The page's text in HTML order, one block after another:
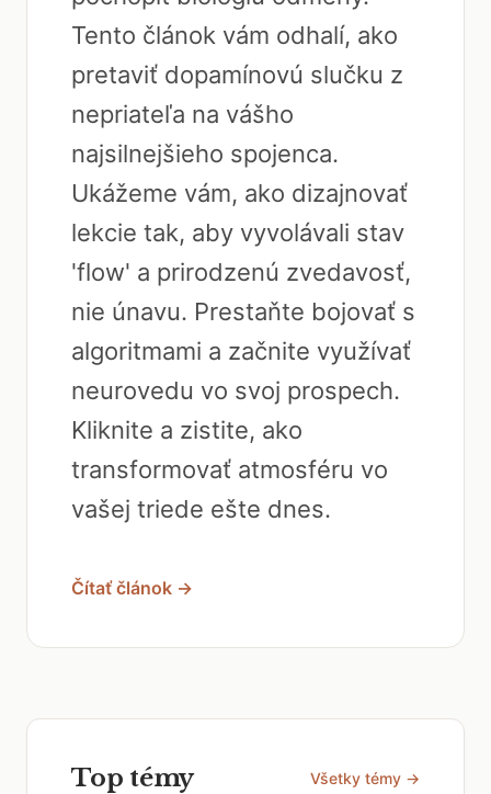
Tento článok vám odhalí, ako
pretaviť dopamínovú slučku z
nepriateľa na vášho
najsilnejšieho spojenca.
Ukážeme vám, ako dizajnovať
lekcie tak, aby vyvolávali stav
'flow' a prirodzenú zvedavosť,
nie únavu. Prestaňte bojovať s
algoritmami a začnite využívať
neurovedu vo svoj prospech.
Kliknite a zistite, ako
transformovať atmosféru vo
vašej triede ešte dnes.
Čítať článok →
Top témy Všetky témy →